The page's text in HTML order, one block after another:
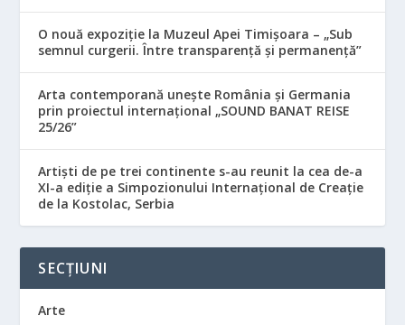
O nouă expoziție la Muzeul Apei Timișoara – „Sub
semnul curgerii. Între transparență și permanență”
Arta contemporană unește România și Germania
prin proiectul internațional „SOUND BANAT REISE
25/26”
Artiști de pe trei continente s-au reunit la cea de-a
XI-a ediție a Simpozionului Internațional de Creație
de la Kostolac, Serbia
SECȚIUNI
Arte